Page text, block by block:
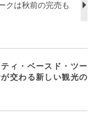
クは秋前の完売も
ィ・ベースド・ツー
交わる新しい観光の